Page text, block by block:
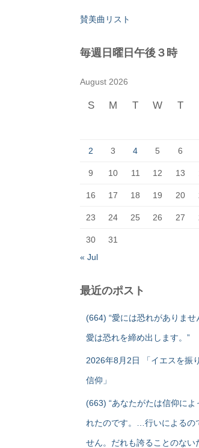
賛美曲リスト
毎週日曜日午後３時
August 2026
S M T W T
2 3 4 5 6
9 10 11 12 13
16 17 18 19 20
23 24 25 26 27
30
31
« Jul
最近のポスト
(664) “愛には恐れがありませ
愛は恐れを締め出します。”
2026年8月2日 「イエスを振
信仰」
(663) “あなたがたは信仰によ
れたのです。…行いによるの
せん。だれも誇ることのない